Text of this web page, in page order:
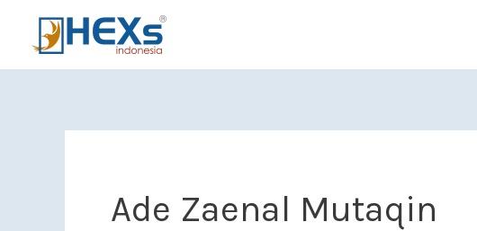
Skip to content
Ade Zaenal Mutaqin